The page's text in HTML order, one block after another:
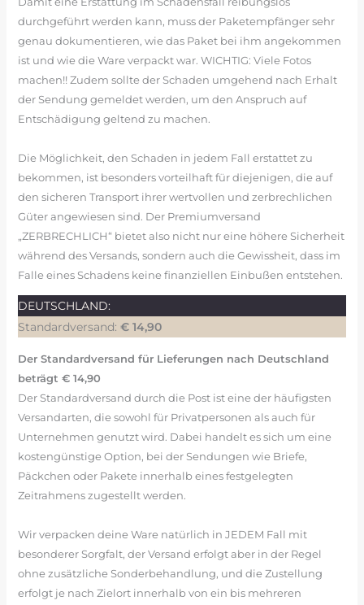
durchgeführt werden kann, muss der Paketempfänger sehr
genau dokumentieren, wie das Paket bei ihm angekommen
ist und wie die Ware verpackt war. WICHTIG: Viele Fotos
machen!! Zudem sollte der Schaden umgehend nach Erhalt
der Sendung gemeldet werden, um den Anspruch auf
Entschädigung geltend zu machen.
Die Möglichkeit, den Schaden in jedem Fall erstattet zu
bekommen, ist besonders vorteilhaft für diejenigen, die auf
den sicheren Transport ihrer wertvollen und zerbrechlichen
Güter angewiesen sind. Der Premiumversand
„ZERBRECHLICH“ bietet also nicht nur eine höhere Sicherheit
während des Versands, sondern auch die Gewissheit, dass im
Falle eines Schadens keine finanziellen Einbußen entstehen.
DEUTSCHLAND:
Standardversand: € 14,90
Der Standardversand für Lieferungen nach Deutschland
beträgt € 14,90
Der Standardversand durch die Post ist eine der häufigsten
Versandarten, die sowohl für Privatpersonen als auch für
Unternehmen genutzt wird. Dabei handelt es sich um eine
kostengünstige Option, bei der Sendungen wie Briefe,
Päckchen oder Pakete innerhalb eines festgelegten
Zeitrahmens zugestellt werden.
Wir verpacken deine Ware natürlich in JEDEM Fall mit
besonderer Sorgfalt, der Versand erfolgt aber in der Regel
ohne zusätzliche Sonderbehandlung, und die Zustellung
erfolgt je nach Zielort innerhalb von ein bis mehreren